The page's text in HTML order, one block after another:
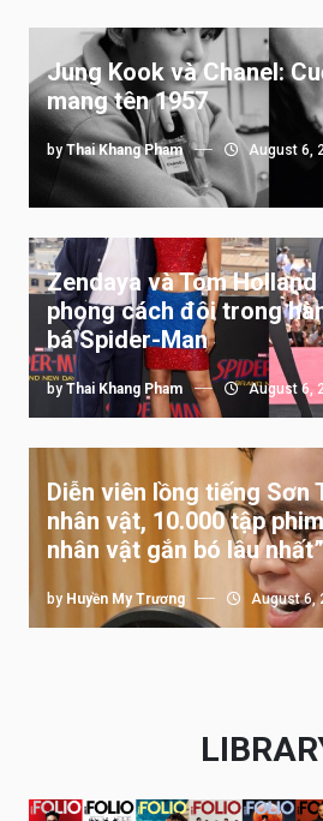
Jung Kook và Chanel:
mang tên 1957
by Thai Khang Pham August 6,
Zendaya và Tom
phong cách đôi trong
bá Spider-Man
by Thai Khang Pham August 6,
Diễn viên lồng tiếng Sơn
nhân vật, 10.000 tập
nhân vật gắn bó lâu nhất”
by Huyền My Trương August 6,